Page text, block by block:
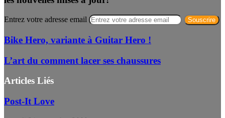
Entrez votre adresse email
Bike Hero, variante à Guitar Hero !
L’art du comment lacer ses chaussures
Articles Liés
Post-It Love